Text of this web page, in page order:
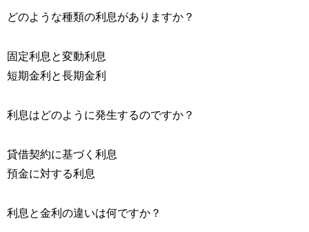
どのような種類の利息がありますか？
固定利息と変動利息
短期金利と長期金利
利息はどのように発生するのですか？
貸借契約に基づく利息
預金に対する利息
利息と金利の違いは何ですか？